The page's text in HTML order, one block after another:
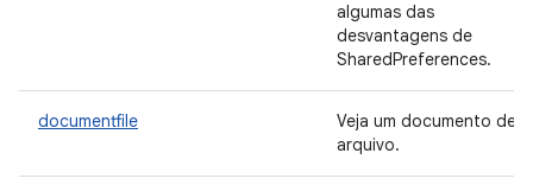
algumas das
desvantagens de
SharedPreferences.
documentfile
Veja um documento de
arquivo.